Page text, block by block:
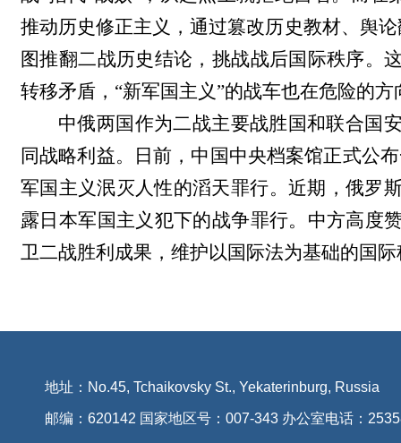
推动历史修正主义，通过篡改历史教材、舆
图推翻二战历史结论，挑战战后国际秩序。
转移矛盾，“新军国主义”的战车也在危险的
中俄两国作为二战主要战胜国和联合国
同战略利益。日前，中国中央档案馆正式公
军国主义泯灭人性的滔天罪行。近期，俄罗
露日本军国主义犯下的战争罪行。中方高度
卫二战胜利成果，维护以国际法为基础的国
地址：No.45, Tchaikovsky St., Yekaterinburg, Russia
邮编：620142 国家地区号：007-343 办公室电话：